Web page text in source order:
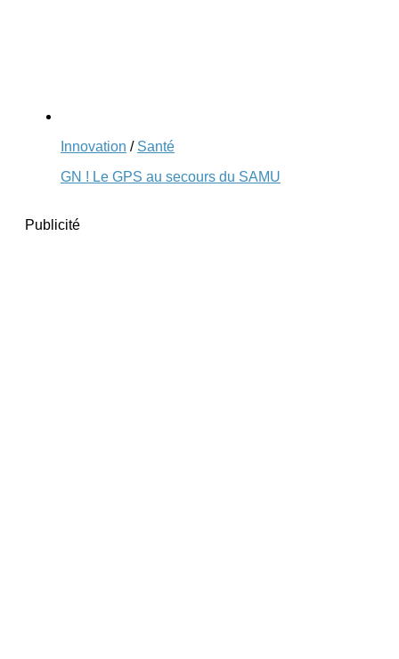
Innovation / Santé
GN ! Le GPS au secours du SAMU
Publicité